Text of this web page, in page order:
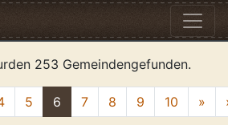
253 Gemeindengefunden.
5 6 7 8 9 10 »